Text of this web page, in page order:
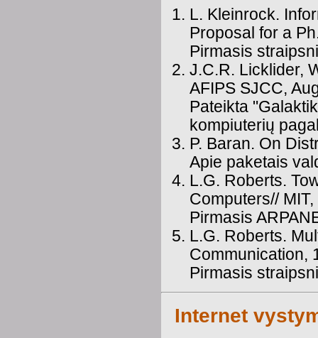
L. Kleinrock.
Proposal for a
Pirmasis
J.C.R. Licklider,
AFIPS SJCC,
Pateikta
kompiuterių
P. Baran. On
Apie paketais
L.G. Roberts.
Computers//
Pirmasis
L.G. Roberts.
Communication,
Pirmasis
Internet